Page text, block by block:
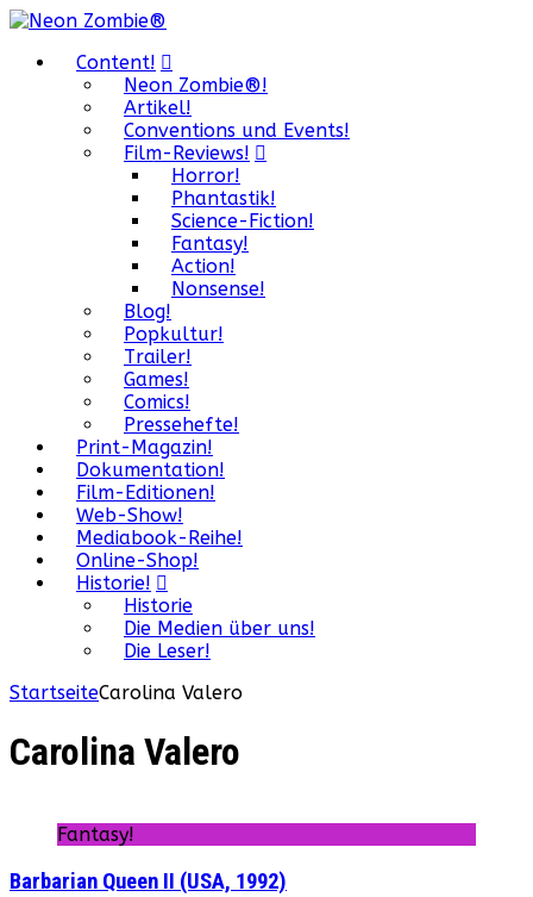
Content!
Neon Zombie®!
Artikel!
Conventions und Events!
Film-Reviews!
Horror!
Phantastik!
Science-Fiction!
Fantasy!
Action!
Nonsense!
Blog!
Popkultur!
Trailer!
Games!
Comics!
Pressehefte!
Print-Magazin!
Dokumentation!
Film-Editionen!
Web-Show!
Mediabook-Reihe!
Online-Shop!
Historie!
Historie
Die Medien über uns!
Die Leser!
StartseiteCarolina Valero
Carolina Valero
Fantasy!
Barbarian Queen II (USA, 1992)